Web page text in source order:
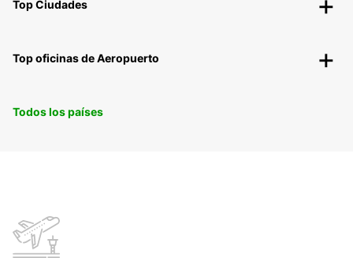
Top Ciudades
Top oficinas de Aeropuerto
Todos los países